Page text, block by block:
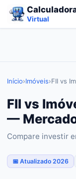
Virtual
Início›Imóveis›FII vs
FII vs
—
Compare investir
📅 Atualizado 2026